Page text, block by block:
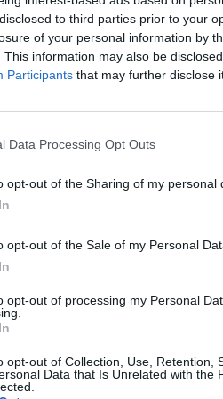
to third parties prior to your
of your personal information by
This information may also be
Participants that may further disclose
Data Processing Opt Outs
opt-out of the Sharing of my personal
opt-out of the Sale of my Personal
opt-out of processing my Personal
opt-out of Collection, Use, Retention,
Data that Is Unrelated with the
autóipar előtt álló
volt , de az
a hagyományos európai
tervét , amely az iparág
majd le.
további tartalmakért!
Elektromos autó Gyártás